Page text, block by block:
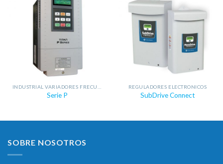
Serie P
REGULADORES ELECTRONICOS
SubDrive Connect
SOBRE NOSOTROS